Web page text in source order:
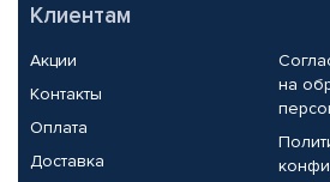
Клиентам
Акции
Контакты
Оплата
Доставка
на